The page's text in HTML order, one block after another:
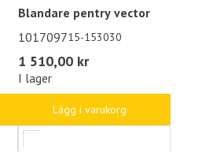
Blandare pentry vector
101709715-153030
1 510,00 kr
I lager
Lägg i varukorg